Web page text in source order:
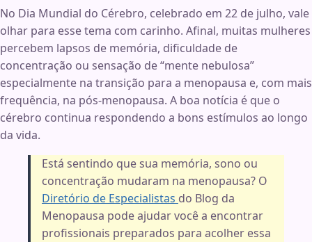
No Dia Mundial do Cérebro, celebrado em 22 de julho, vale
olhar para esse tema com carinho. Afinal, muitas mulheres
percebem lapsos de memória, dificuldade de
concentração ou sensação de “mente nebulosa”
especialmente na transição para a menopausa e, com mais
frequência, na pós-menopausa. A boa notícia é que o
cérebro continua respondendo a bons estímulos ao longo
da vida.
Está sentindo que sua memória, sono ou
concentração mudaram na menopausa? O
Diretório de Especialistas do Blog da
Menopausa pode ajudar você a encontrar
profissionais preparados para acolher essa